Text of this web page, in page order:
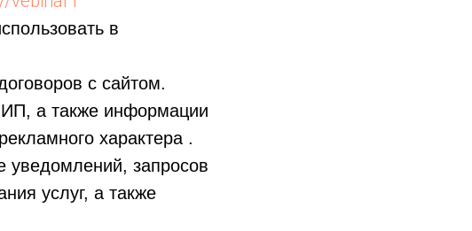
в
с сайтом.
ИП, а также информации
характера .
уведомлений, запросов
услуг, а также